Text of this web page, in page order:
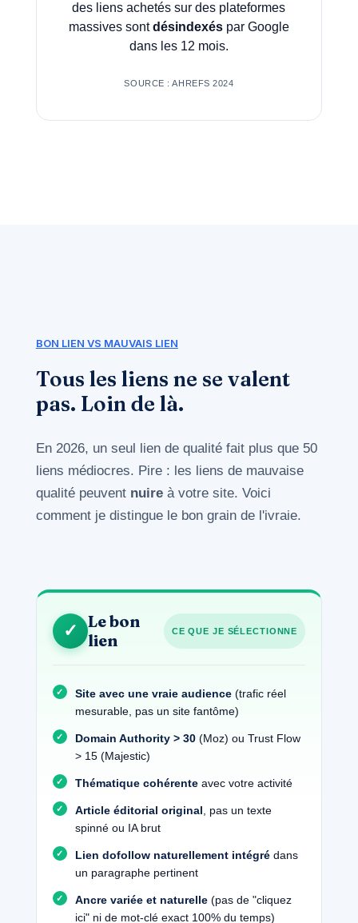
des liens achetés sur des plateformes
massives sontdésindexéspar Google
dans les 12 mois.
SOURCE : AHREFS 2024
BON LIEN VS MAUVAIS LIEN
Tous les liens ne se valent
pas. Loin de là.
En 2026, un seul lien de qualité fait plus que 50
liens médiocres. Pire : les liens de mauvaise
qualité peuvent nuireà votre site. Voici
comment je distingue le bon grain de l'ivraie.
✓ Le bon
lien
CE QUE JE SÉLECTIONNE
Site avec une vraie audience(trafic réel
mesurable, pas un site fantôme)
Domain Authority > 30(Moz) ou Trust Flow
> 15 (Majestic)
Thématique cohérenteavec votre activité
Article éditorial original , pas un texte
spinné ou IA brut
Lien dofollow naturellement intégrédans
un paragraphe pertinent
Ancre variée et naturelle(pas de "cliquez
ici" ni de mot-clé exact 100% du temps)